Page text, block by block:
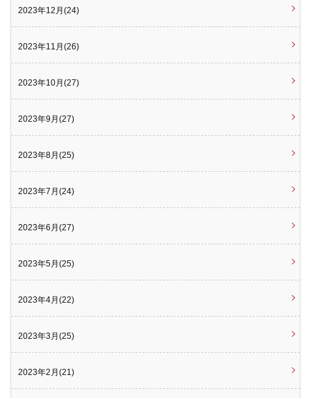
2023年12月(24)
2023年11月(26)
2023年10月(27)
2023年9月(27)
2023年8月(25)
2023年7月(24)
2023年6月(27)
2023年5月(25)
2023年4月(22)
2023年3月(25)
2023年2月(21)